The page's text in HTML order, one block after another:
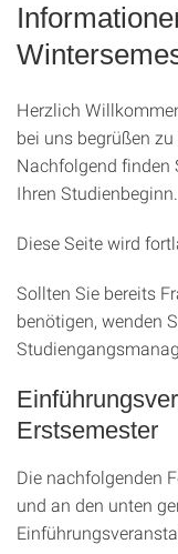
Herzlich
bei uns begrüßen zu
Nachfolgend finden
Ihren Studienbeginn.
Diese Seite wird
Sollten Sie bereits
benötigen, wenden
Erstsemester
Die nachfolgenden
und an den unten